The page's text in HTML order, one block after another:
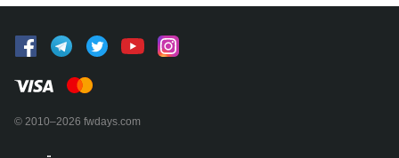
© 2010–2026 fwdays.com